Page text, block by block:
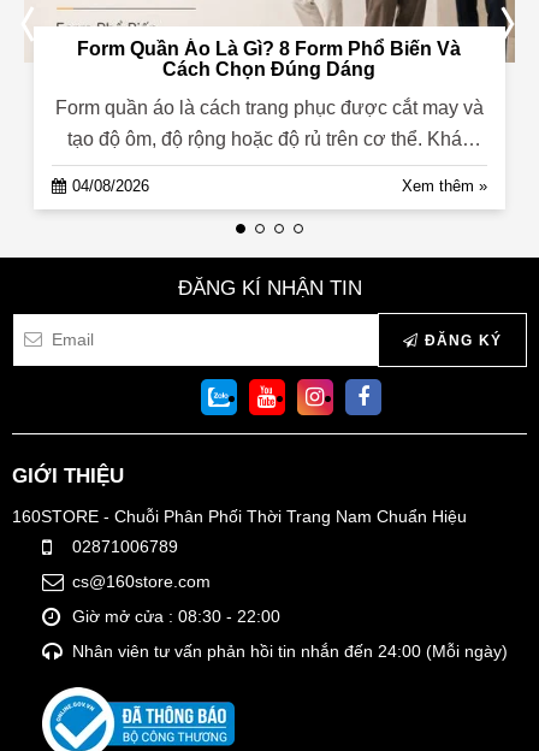
Form Quần Áo Là Gì? 8 Form Phổ Biến Và
Cách Chọn Đúng Dáng
Form quần áo là cách trang phục được cắt may và
tạo độ ôm, độ rộng hoặc độ rủ trên cơ thể. Khác
với size chỉ thể hiện...
04/08/2026 Xem thêm »
ĐĂNG KÍ NHẬN TIN
ĐĂNG KÝ
GIỚI THIỆU
160STORE - Chuỗi Phân Phối Thời Trang Nam Chuẩn Hiệu
02871006789
cs@160store.com
Giờ mở cửa : 08:30 - 22:00
Nhân viên tư vấn phản hồi tin nhắn đến 24:00 (Mỗi ngày)